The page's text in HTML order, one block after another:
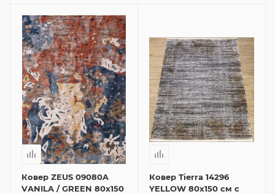
Ковер ZEUS 09080A
VANILA / GREEN 80x150
Ковер Tierra 14296
YELLOW 80x150 см с